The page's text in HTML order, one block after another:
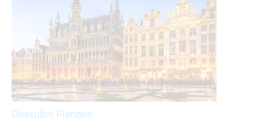
arrepentirás!
Descubre Flandes